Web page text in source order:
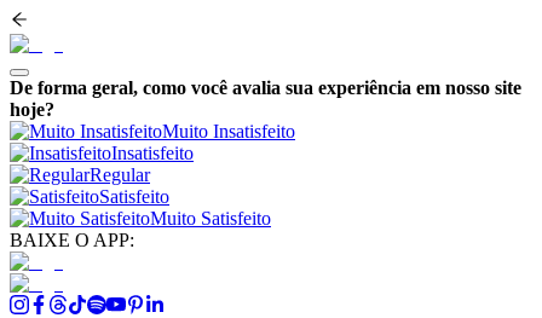
De forma geral, como você avalia sua experiência em nosso site
hoje?
Muito Insatisfeito
Insatisfeito
Regular
Satisfeito
Muito Satisfeito
BAIXE O APP: